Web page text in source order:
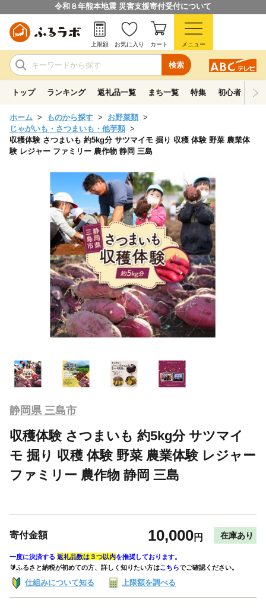
令和８年熊本地震 災害支援寄付受付について
検索
上限額 お気に入り カート メニュー
トップ ランキング 返礼品一覧 まち一覧 特集 初心者ガイド
ホーム ものから探す
お野菜類
じゃがいも・さつまいも・他芋類
収穫体験 さつまいも 約5kg分 サツマイモ 掘り 収穫 体験 野菜 農業体
験 レジャー ファミリー 農作物 静岡 三島
静岡県 三島市
収穫体験 さつまいも 約5kg分 サツマイ
モ 掘り 収穫 体験 野菜 農業体験 レジャー
ファミリー 農作物 静岡 三島
寄付金額 10,000円 在庫あり
一度に決済する 返礼品数は３つ以内を推奨しております。
🔰ふるさと納税が初めての方、詳しく知りたい方はこちらでご確認ください。
仕組みについて知る 上限額を調べる